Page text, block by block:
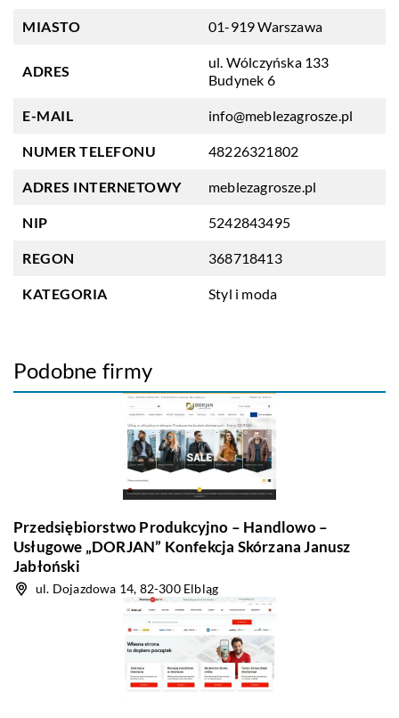
MIASTO 01-919 Warszawa
ADRES
ul. Wólczyńska 133
Budynek 6
E-MAIL info@meblezagrosze.pl
NUMER TELEFONU 48226321802
ADRES INTERNETOWY meblezagrosze.pl
NIP 5242843495
REGON 368718413
KATEGORIA Styl i moda
Podobne firmy
Przedsiębiorstwo Produkcyjno – Handlowo –
Usługowe „DORJAN” Konfekcja Skórzana Janusz
Jabłoński
ul. Dojazdowa 14, 82-300 Elbląg